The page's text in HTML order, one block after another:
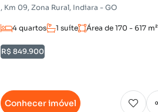
, Km 09, Zona Rural, Indiara - GO
4 quartos 1 suíte Área de 170 - 617 m²
R$ 849.900
Conhecer imóvel